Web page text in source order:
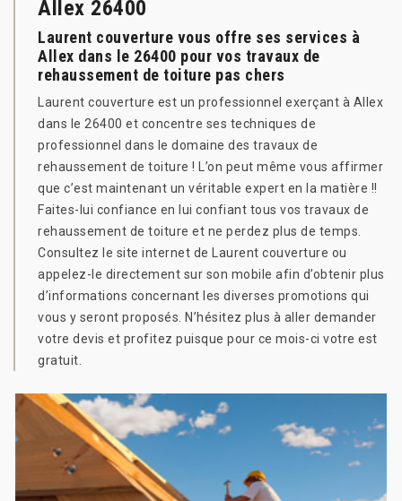
Allex 26400
Laurent couverture vous offre ses services à
Allex dans le 26400 pour vos travaux de
rehaussement de toiture pas chers
Laurent couverture est un professionnel exerçant à Allex
dans le 26400 et concentre ses techniques de
professionnel dans le domaine des travaux de
rehaussement de toiture ! L’on peut même vous affirmer
que c’est maintenant un véritable expert en la matière !!
Faites-lui confiance en lui confiant tous vos travaux de
rehaussement de toiture et ne perdez plus de temps.
Consultez le site internet de Laurent couverture ou
appelez-le directement sur son mobile afin d’obtenir plus
d’informations concernant les diverses promotions qui
vous y seront proposés. N’hésitez plus à aller demander
votre devis et profitez puisque pour ce mois-ci votre est
gratuit.